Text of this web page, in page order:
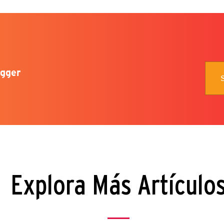
Explora Más